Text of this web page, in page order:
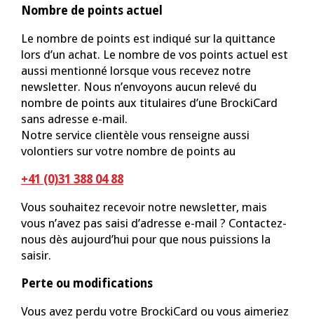
Nombre de points actuel
Le nombre de points est indiqué sur la quittance
lors d’un achat. Le nombre de vos points actuel est
aussi mentionné lorsque vous recevez notre
newsletter. Nous n’envoyons aucun relevé du
nombre de points aux titulaires d’une BrockiCard
sans adresse e-mail.
Notre service clientèle vous renseigne aussi
volontiers sur votre nombre de points au
+41 (0)31 388 04 88
Vous souhaitez recevoir notre newsletter, mais
vous n’avez pas saisi d’adresse e-mail ? Contactez-
nous dès aujourd’hui pour que nous puissions la
saisir.
Perte ou modifications
Vous avez perdu votre BrockiCard ou vous aimeriez